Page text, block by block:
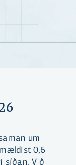
um
0,6
síðan. Við